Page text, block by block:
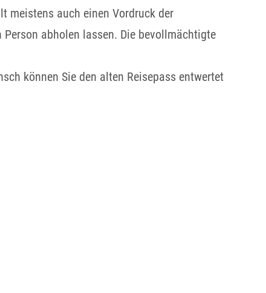
meistens auch einen Vordruck der
abholen lassen. Die bevollmächtigte
können Sie den alten Reisepass entwertet